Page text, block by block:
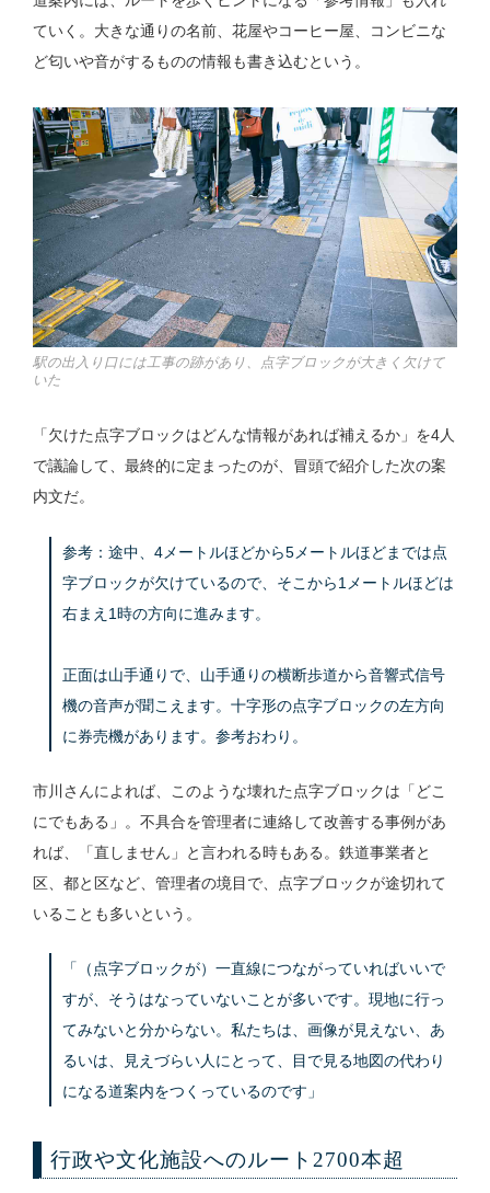
ていく。大きな通りの名前、花屋やコーヒー屋、コンビニな
ど匂いや音がするものの情報も書き込むという。
駅の出入り口には工事の跡があり、点字ブロックが大きく欠けて
いた
「欠けた点字ブロックはどんな情報があれば補えるか」を4人
で議論して、最終的に定まったのが、冒頭で紹介した次の案
内文だ。
参考：途中、4メートルほどから5メートルほどまでは点
字ブロックが欠けているので、そこから1メートルほどは
右まえ1時の方向に進みます。
正面は山手通りで、山手通りの横断歩道から音響式信号
機の音声が聞こえます。十字形の点字ブロックの左方向
に券売機があります。参考おわり。
市川さんによれば、このような壊れた点字ブロックは「どこ
にでもある」。不具合を管理者に連絡して改善する事例があ
れば、「直しません」と言われる時もある。鉄道事業者と
区、都と区など、管理者の境目で、点字ブロックが途切れて
いることも多いという。
「（点字ブロックが）一直線につながっていればいいで
すが、そうはなっていないことが多いです。現地に行っ
てみないと分からない。私たちは、画像が見えない、あ
るいは、見えづらい人にとって、目で見る地図の代わり
になる道案内をつくっているのです」
行政や文化施設へのルート2700本超